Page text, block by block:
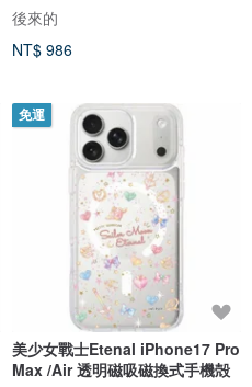
後來的
NT$ 986
免運
美少女戰士Etenal iPhone17 Pro
Max /Air 透明磁吸磁換式手機殻